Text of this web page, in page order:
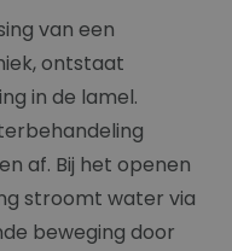
van een
ontstaat
in de lamel.
af. Bij het openen
stroomt water via
beweging door